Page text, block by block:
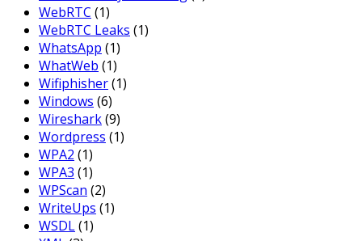
WebRTC (1)
WebRTC Leaks (1)
WhatsApp (1)
WhatWeb (1)
Wifiphisher(1)
Windows (6)
Wireshark(9)
Wordpress (1)
WPA2 (1)
WPA3 (1)
WPScan (2)
WriteUps (1)
WSDL(1)